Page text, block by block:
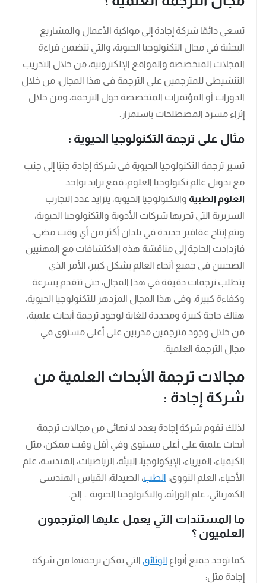
تسعى دائمًا شركة إجادة إلى مواكبة الأعمال والمشاريع
البحثية في مجال التكنولوجيا الحيوية، والتي تتضمن قراءة
المجلات المتخصصة والمواقع الإلكترونية، من خلال التدريب
التنشيطي للمترجمين على الترجمة في هذا المجال، من خلال
الدورات أو المؤتمرات المتخصصة حول الترجمة، ومن خلال
إثراء مسرد المصطلحات باستمرار.
مثال على ترجمة التكنولوجيا الحيوية :
تسير ترجمة التكنولوجيا الحيوية في شركة إجادة جنبًا إلى جنب
مع تدويل عالم تكنولوجيا العلوم، فمع تزايد تواجد
العلوم الطبية والتكنولوجيا الحيوية، يتزايد عدد التجارب
السريرية التي تجريها شركات الأدوية والتكنولوجيا الحيوية،
ويتم إنتاج عقاقير جديدة في بلدان أكثر من أي وقت مضى،
فازدادت الحاجة إلى مناقشة هذه الاكتشافات مع المهنيين
الصحيين في جميع أنحاء العالم بشكل كبير، الأمر الذي
يتطلب ترجمات دقيقة في هذا المجال، حتى تتقدم بسرعة
وكفاءة كبيرة، وفي هذا المجال المزدهر للتكنولوجيا الحيوية،
هناك حاجة كبيرة ومحددة للغاية لوجود ترجمة أبحاث علمية،
من خلال وجود مترجمين مدربين على أعلى مستوى في
مجال الترجمة العلمية.
مجالات ترجمة الأبحاث العلمية من
شركة إجادة :
لذلك تقوم شركة إجادة بعدد لا نهائي من مجالات ترجمة
أبحاث علمية على أعلى مستوى وفي أقل وقت ممكن، مثل
الكيمياء، الفيزياء، الإيكولوجيا، البيئة، الرياضيات، الهندسة، علم
الأحياء، العلم النووي، الطب، الصيدلة، القياس الهندسي
الكهربائي، علم الوراثة، والتكنولوجيا الحيوية … إلخ.
ما المستندات التي يعمل عليها المترجمون
العلميون ؟
كما توجد جميع أنواع الوثائق التي يمكن ترجمتها من شركة
إجادة مثل: